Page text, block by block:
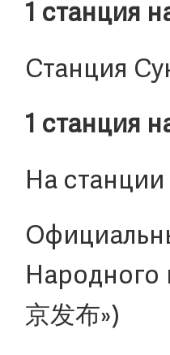
1 станция
Станция
1 станция
На станции
Народного
京发布»)